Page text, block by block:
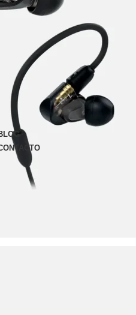
Monitores
Micrófonos
Amplificadores
Furman
Classic Series
Merit Series
Power Sequencing
Prestige Series